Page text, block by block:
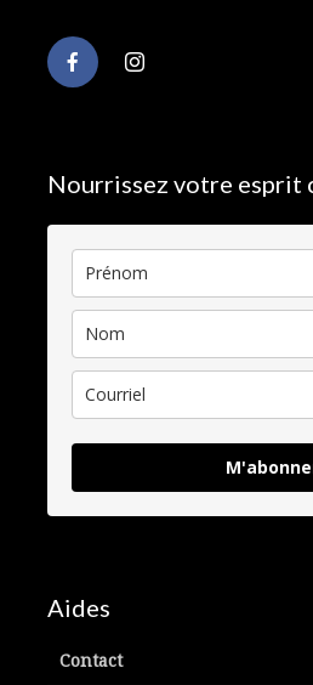
Nourrissez votre esprit
Aides
Contact